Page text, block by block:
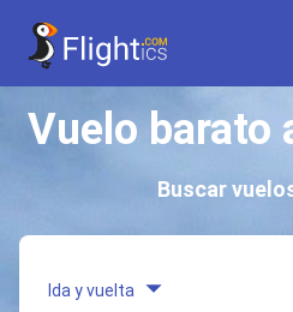
Vuelo barato
Buscar
Ida y vuelta